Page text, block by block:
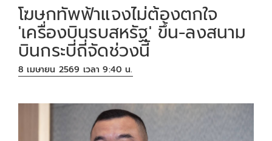
โฆษกทัพฟ้าแจงไม่ต้องตกใจ
'เครื่องบินรบสหรัฐ' ขึ้น-ลงสนาม
บินกระบี่ถี่จัดช่วงนี้
8 เมษายน 2569 เวลา 9:40 น.